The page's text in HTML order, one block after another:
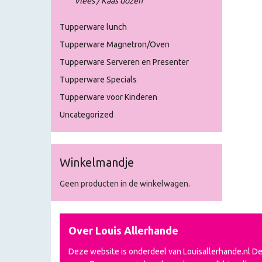
Tupperware lunch
Tupperware Magnetron/Oven
Tupperware Serveren en Presenter
Tupperware Specials
Tupperware voor Kinderen
Uncategorized
Winkelmandje
Geen producten in de winkelwagen.
Over Louis Allerhande
Deze website is onderdeel van Louisallerhande.nl De